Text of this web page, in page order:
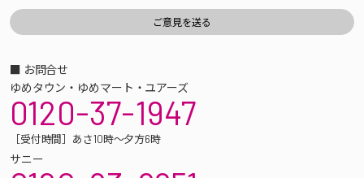
■ お問合せ
ゆめタウン・ゆめマート・ユアーズ
0120-37-1947
［受付時間］あさ10時～夕方6時
サニー